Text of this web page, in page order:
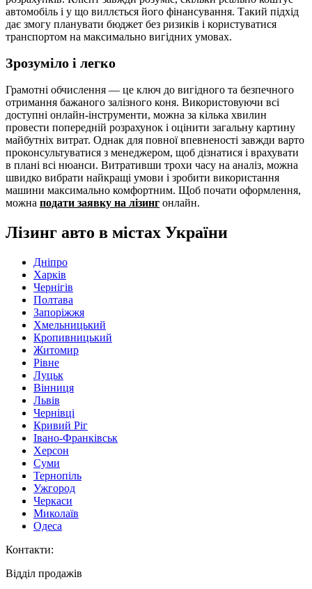
автомобіль і у що виллється його фінансування. Такий підхід
дає змогу планувати бюджет без ризиків і користуватися
транспортом на максимально вигідних умовах.
Зрозуміло і легко
Грамотні обчислення — це ключ до вигідного та безпечного
отримання бажаного залізного коня. Використовуючи всі
доступні онлайн-інструменти, можна за кілька хвилин
провести попередній розрахунок і оцінити загальну картину
майбутніх витрат. Однак для повної впевненості завжди варто
проконсультуватися з менеджером, щоб дізнатися і врахувати
в плані всі нюанси. Витративши трохи часу на аналіз, можна
швидко вибрати найкращі умови і зробити використання
машини максимально комфортним. Щоб почати оформлення,
можна подати заявку на лізинг онлайн.
Лізинг авто в містах України
Дніпро
Харків
Чернігів
Полтава
Запоріжжя
Хмельницький
Кропивницький
Житомир
Рівне
Луцьк
Вінниця
Львів
Чернівці
Кривий Ріг
Івано-Франківськ
Херсон
Суми
Тернопіль
Ужгород
Черкаси
Миколаїв
Одеса
Контакти:
Відділ продажів